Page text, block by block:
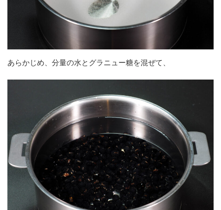
あらかじめ、分量の水とグラニュー糖を混ぜて、